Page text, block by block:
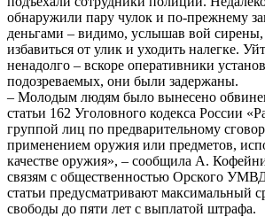
обнаружили пару чулок и по-прежнему
деньгами – видимо, услышав вой
избавиться от улик и уходить налегке.
ненадолго – вскоре оперативники
подозреваемых, они были задержаны.
– Молодым людям было вынесено
статьи 162 Уголовного кодекса России
группой лиц по предварительному
применением оружия или предметов,
качестве оружия», – сообщила А.
связям с общественностью Орского
статьи предусматривают максимальный
свободы до пяти лет с выплатой штрафа.